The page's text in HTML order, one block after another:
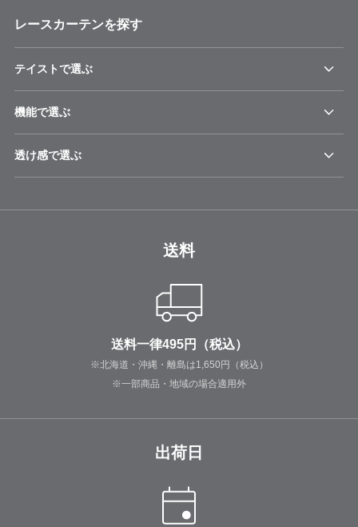
レースカーテンを探す
テイストで選ぶ
機能で選ぶ
透け感で選ぶ
送料
送料一律495円（税込）
※北海道・沖縄・離島は1,650円（税込）
※一部商品・地域の場合適用外
出荷日